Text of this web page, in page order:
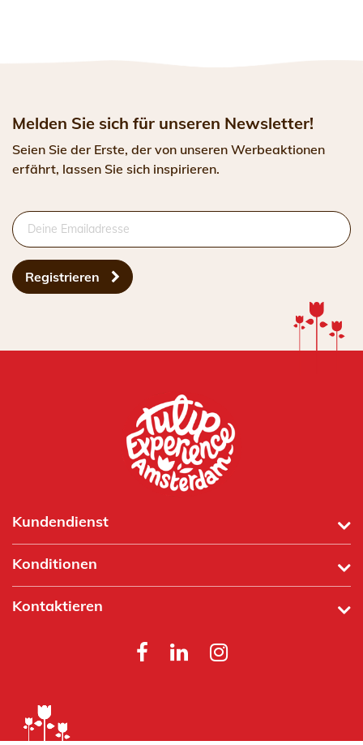
Melden Sie sich für unseren Newsletter!
Seien Sie der Erste, der von unseren Werbeaktionen
erfährt, lassen Sie sich inspirieren.
Registrieren
Kundendienst
Konditionen
Kontaktieren